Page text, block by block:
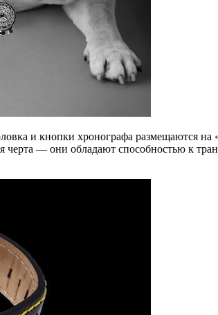
и кнопки хронографа размещаются
черта — они обладают способностью к